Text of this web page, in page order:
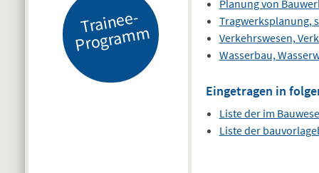
Tr
ai
n
e
e-
Pr
o
gr
a
m
m
Planung von
Tragwerksplanung,
Verkehrswesen,
Wasserbau,
Eingetragen in
Liste der im
Liste der